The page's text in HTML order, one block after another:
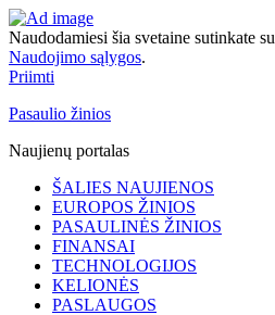
Naudodamiesi šia svetaine sutinkate su
Naudojimo sąlygos.
Priimti
Pasaulio žinios
Naujienų portalas
ŠALIES NAUJIENOS
EUROPOS ŽINIOS
PASAULINĖS ŽINIOS
FINANSAI
TECHNOLOGIJOS
KELIONĖS
PASLAUGOS